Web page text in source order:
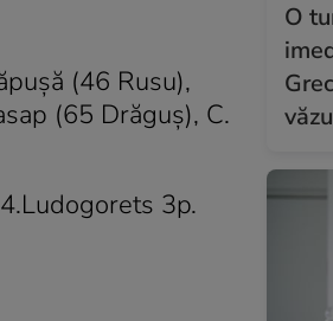
(46 Rusu),
(65 Drăguş), C.
3p.
O